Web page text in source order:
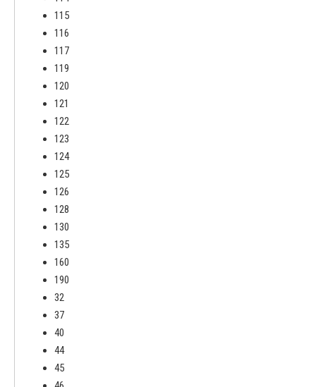
115
116
117
119
120
121
122
123
124
125
126
128
130
135
160
190
32
37
40
44
45